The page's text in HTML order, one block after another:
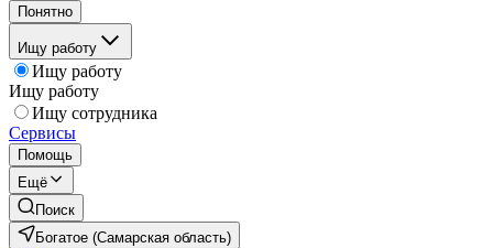
Понятно
Ищу работу
Ищу работу
Ищу работу
Ищу сотрудника
Сервисы
Помощь
Ещё
Поиск
Богатое (Самарская область)